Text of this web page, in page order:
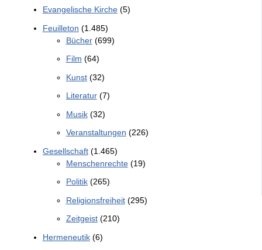
Evangelische Kirche(5)
Feuilleton (1.485)
Bücher(699)
Film (64)
Kunst(32)
Literatur(7)
Musik(32)
Veranstaltungen (226)
Gesellschaft(1.465)
Menschenrechte(19)
Politik(265)
Religionsfreiheit(295)
Zeitgeist(210)
Hermeneutik(6)